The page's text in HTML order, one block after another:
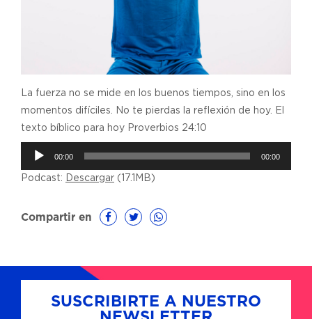
La fuerza no se mide en los buenos tiempos, sino en los
momentos difíciles. No te pierdas la reflexión de hoy. El
texto bíblico para hoy Proverbios 24:10
Reproductor
00:00 00:00
Podcast: Descargar (17.1MB)
Compartir en
SUSCRIBIRTE A NUESTRO